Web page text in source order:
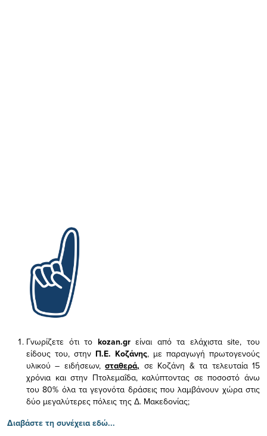
Γνωρίζετε ότι το kozan.gr είναι από τα ελάχισταsite, του
είδους του, στην Π.Ε. Κοζάνης, με παραγωγή πρωτογενούς
υλικού – ειδήσεων,σταθερά, σε Κοζάνη & τα τελευταία 15
χρόνια και στην Πτολεμαΐδα, καλύπτοντας σε ποσοστό άνω
του 80% όλα τα γεγονότα δράσεις που λαμβάνουν χώρα στις
δύο μεγαλύτερες πόλεις της Δ. Μακεδονίας;
Διαβάστε τη συνέχεια εδώ...